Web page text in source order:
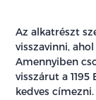
Az alkatrészt
visszavinni,
Amennyiben
visszárut a
kedves